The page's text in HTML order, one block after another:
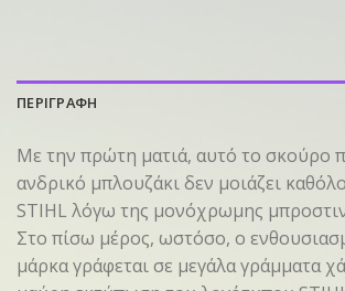
ΠΕΡΙΓΡΑΦΗ
Με την πρώτη ματιά, αυτό το σκούρο
ανδρικό μπλουζάκι δεν μοιάζει
STIHL λόγω της μονόχρωμης
Στο πίσω μέρος, ωστόσο, ο
μάρκα γράφεται σε μεγάλα γράμματα